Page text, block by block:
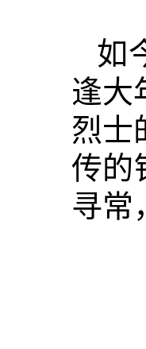
如
逢大
烈士
传的
寻常